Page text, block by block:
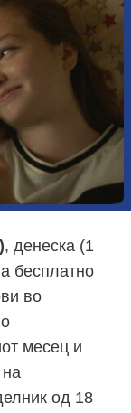
, денеска (1
бесплатно
во
месец и
од 18